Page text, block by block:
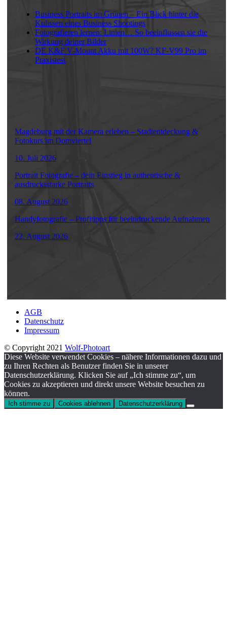
Business Portraits im Grünen – Ein Blick hinter die
Kulissen eines Business Shootings
Fotografieren lernen: Linien… So beeinflussen sie die
Wirkung deiner Bilder
DE K&F V-Mount Akku mit 100W? KF-V99 Pro im
Praxistest
Magdeburg mit der Kamera erleben – Stadtentdeckung &
Fotokurs im Domviertel
10. Juli 2026
Portrait Fotografie – dein Einstieg in authentische &
ausdrucksstarke Portraits
08. August 2026
Handyfotografie – Profitipps für beeindruckende Aufnahmen
22. August 2026
AGB
Datenschutz
Impressum
© Copyright 2021 Wolf-Photoart
Diese Website verwendet Cookies – nähere Informationen dazu und
zu Ihren Rechten als Benutzer finden Sie in unserer
Datenschutzerklärung. Klicken Sie auf „Ich stimme zu“, um
Cookies zu akzeptieren und direkt unsere Website besuchen zu
können.
Ich stimme zu Cookies ablehnen Datenschutzerklärung